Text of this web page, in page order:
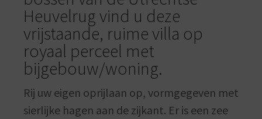
Heuvelrug vind u deze
vrijstaande, ruime villa op
royaal perceel met
bijgebouw/woning.
Rij uw eigen oprijlaan op, vormgegeven met
sierlijke hagen aan de zijkant. Er is een zee